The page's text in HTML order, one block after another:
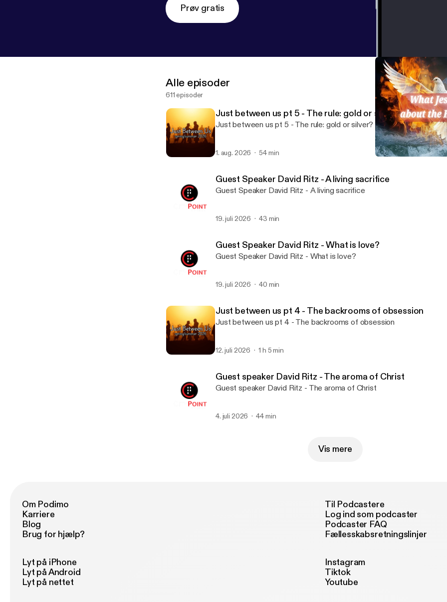
Prøv gratis
Alle episoder
611 episoder
Just between us pt 5 - The rule: gold or silver?
Just between us pt 5 - The rule: gold or silver?
1. aug. 2026 54 min
Guest Speaker David Ritz - A living sacrifice
Guest Speaker David Ritz - A living sacrifice
19. juli 2026 43 min
Guest Speaker David Ritz - What is love?
Guest Speaker David Ritz - What is love?
19. juli 2026 40 min
Just between us pt 4 - The backrooms of obsession
Just between us pt 4 - The backrooms of obsession
12. juli 2026 1 h 5 min
Guest speaker David Ritz - The aroma of Christ
Guest speaker David Ritz - The aroma of Christ
4. juli 2026 44 min
Vis mere
Om Podimo
Karriere
Blog
Brug for hjælp?
Til Podcastere
Log ind som podcaster
Podcaster FAQ
Fællesskabsretningslinjer
Lyt på iPhone
Lyt på Android
Lyt på nettet
Instagram
Tiktok
Youtube